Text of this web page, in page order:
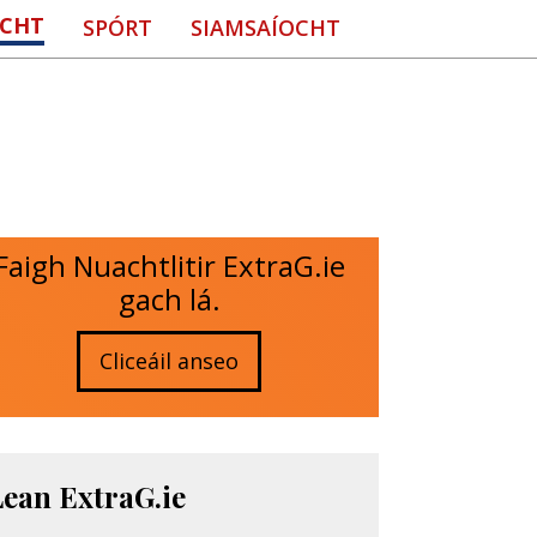
SPÓRT SIAMSAÍOCHT
Nuachtlitir ExtraG.ie
gach lá.
Cliceáil anseo
ExtraG.ie